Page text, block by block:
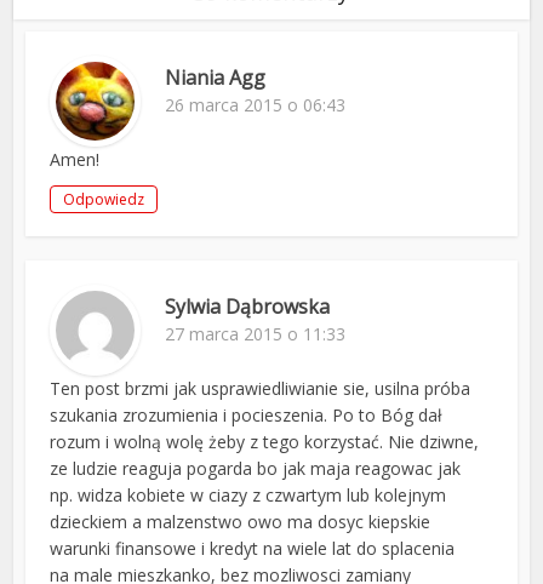
Niania Agg
26 marca 2015 o 06:43
Amen!
Odpowiedz
Sylwia Dąbrowska
27 marca 2015 o 11:33
Ten post brzmi jak usprawiedliwianie sie, usilna próba
szukania zrozumienia i pocieszenia. Po to Bóg dał
rozum i wolną wolę żeby z tego korzystać. Nie dziwne,
ze ludzie reaguja pogarda bo jak maja reagowac jak
np. widza kobiete w ciazy z czwartym lub kolejnym
dzieckiem a malzenstwo owo ma dosyc kiepskie
warunki finansowe i kredyt na wiele lat do splacenia
na male mieszkanko, bez mozliwosci zamiany